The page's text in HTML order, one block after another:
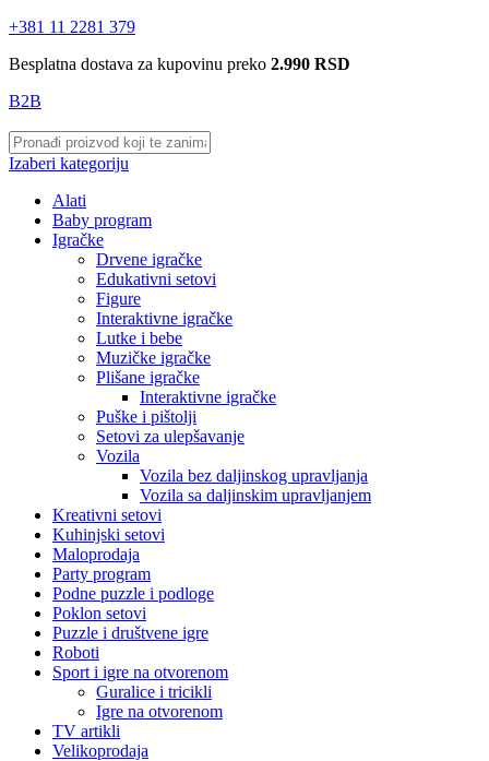
+381 11 2281 379
Besplatna dostava za kupovinu preko 2.990 RSD
B2B
Izaberi kategoriju
Alati
Baby program
Igračke
Drvene igračke
Edukativni setovi
Figure
Interaktivne igračke
Lutke i bebe
Muzičke igračke
Plišane igračke
Interaktivne igračke
Puške i pištolji
Setovi za ulepšavanje
Vozila
Vozila bez daljinskog upravljanja
Vozila sa daljinskim upravljanjem
Kreativni setovi
Kuhinjski setovi
Maloprodaja
Party program
Podne puzzle i podloge
Poklon setovi
Puzzle i društvene igre
Roboti
Sport i igre na otvorenom
Guralice i tricikli
Igre na otvorenom
TV artikli
Velikoprodaja